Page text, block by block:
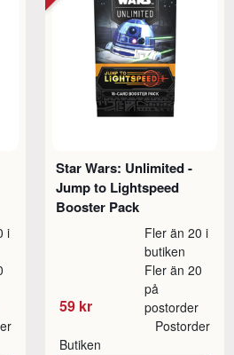
i
Star Wars: Unlimited -
Jump to Lightspeed
Booster Pack
59 kr
Fler än 20 i
butiken
Fler än 20
på
postorder
Butiken
Postorder